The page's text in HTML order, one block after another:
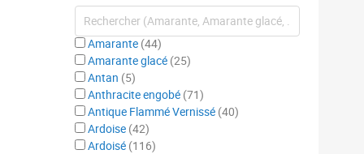
Amarante 44
Amarante glacé 25
Antan 5
Anthracite engobé 71
Antique Flammé Vernissé 40
Ardoise 42
Ardoisé 116